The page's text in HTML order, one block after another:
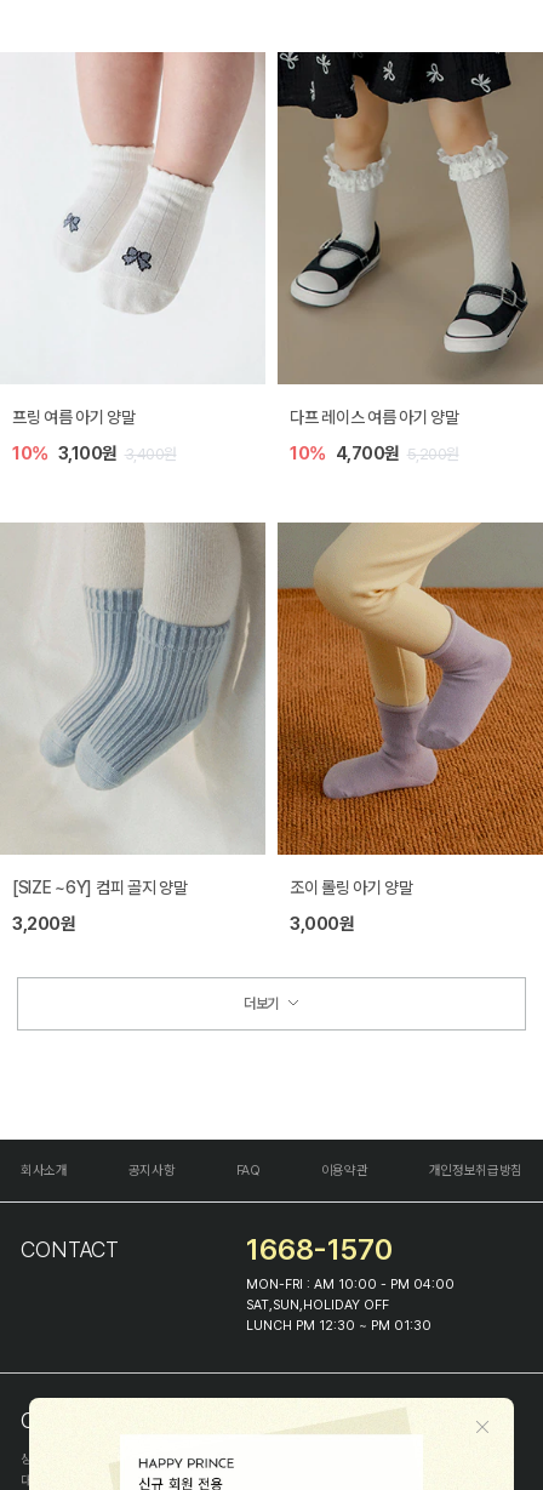
프링 여름 아기 양말
10% 3,100원 3,400원
다프 레이스 여름 아기 양말
10% 4,700원 5,200원
[SIZE ~6Y] 컴피 골지 양말
3,200원
조이 롤링 아기 양말
3,000원
더보기
회사소개 공지사항 FAQ 이용약관 개인정보취급방침
CONTACT 1668-1570
MON-FRI : AM 10:00 - PM 04:00
SAT,SUN,HOLIDAY OFF
LUNCH PM 12:30 ~ PM 01:30
COMPANY INFO
상호
(주)해피프린스
대표
이화진